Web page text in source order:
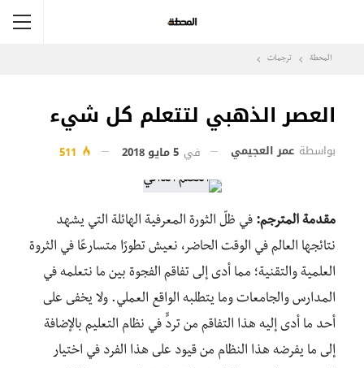
المحطة ترجمات
العصر الذهبي لتتعلم كل شيء
بواسطة عمر العجيمي في 5 مايو 2018
مقدمة المترجم: في ظلّ الثورة المعرفية الهائلة التي يشهد
نتائجها العالم في الوقت الحاضر، نعيش تطورًا متسارعًا في الثروة
العلمية والتقنية؛ مما أدى إلى تفاقم الفجوة بين ما نتعلمه في
المدارس والجامعات وما يتطلبه الواقع العملي. ولا يخفى على
أحد ما أدى إليه هذا التفاقم من تردٍّ في نظام التعليم بالإضافة
إلى ما يفرضه هذا النظام من قيود على هذا الفرد في اختيار